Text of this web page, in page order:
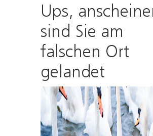
Ups,
sind Sie am
falschen Ort
gelandet